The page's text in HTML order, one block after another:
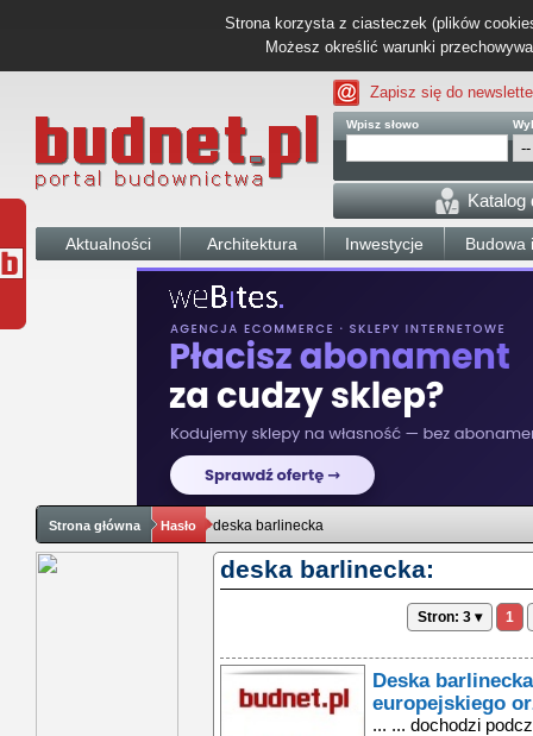
Strona korzysta z ciasteczek (plików
Możesz określić warunki
Zapisz się do
Wpisz słowo
Katalog
Aktualności Architektura Inwestycje Budowa
Strona główna Hasło deska barlinecka
deska barlinecka:
Stron: 3 ▾ 1
Deska
europejskiego
... ... dochodzi